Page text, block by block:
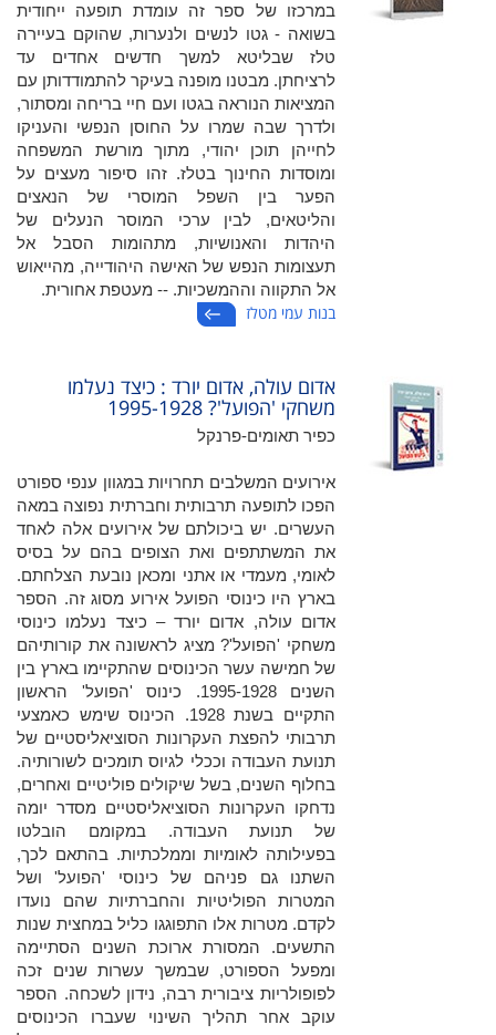
במרכזו של ספר זה עומדת תופעה ייחודית
בשואה - גטו לנשים ולנערות, שהוקם בעיירה
טלז שבליטא למשך חדשים אחדים עד
לרציחתן. מבטנו מופנה בעיקר להתמודדותן עם
המציאות הנוראה בגטו ועם חיי בריחה ומסתור,
ולדרך שבה שמרו על החוסן הנפשי והעניקו
לחייהן תוכן יהודי, מתוך מורשת המשפחה
ומוסדות החינוך בטלז. זהו סיפור מעצים על
הפער בין השפל המוסרי של הנאצים
והליטאים, לבין ערכי המוסר הנעלים של
היהדות והאנושיות, מתהומות הסבל אל
תעצומות הנפש של האישה היהודייה, מהייאוש
אל התקווה וההמשכיות. -- מעטפת אחורית.
בנות עמי מטלז
אדום עולה, אדום יורד : כיצד נעלמו
משחקי 'הפועל'? 1995-1928
כפיר תאומים-פרנקל
אירועים המשלבים תחרויות במגוון ענפי ספורט
הפכו לתופעה תרבותית וחברתית נפוצה במאה
העשרים. יש ביכולתם של אירועים אלה לאחד
את המשתתפים ואת הצופים בהם על בסיס
לאומי, מעמדי או אתני ומכאן נובעת הצלחתם.
בארץ היו כינוסי הפועל אירוע מסוג זה. הספר
אדום עולה, אדום יורד – כיצד נעלמו כינוסי
משחקי 'הפועל'? מציג לראשונה את קורותיהם
של חמישה עשר הכינוסים שהתקיימו בארץ בין
השנים 1995-1928. כינוס 'הפועל' הראשון
התקיים בשנת 1928. הכינוס שימש כאמצעי
תרבותי להפצת העקרונות הסוציאליסטיים של
תנועת העבודה וככלי לגיוס תומכים לשורותיה.
בחלוף השנים, בשל שיקולים פוליטיים ואחרים,
נדחקו העקרונות הסוציאליסטיים מסדר יומה
של תנועת העבודה. במקומם הובלטו
בפעילותה לאומיות וממלכתיות. בהתאם לכך,
השתנו גם פניהם של כינוסי 'הפועל' ושל
המטרות הפוליטיות והחברתיות שהם נועדו
לקדם. מטרות אלו התפוגגו כליל במחצית שנות
התשעים. המסורת ארוכת השנים הסתיימה
ומפעל הספורט, שבמשך עשרות שנים זכה
לפופולריות ציבורית רבה, נידון לשכחה. הספר
עוקב אחר תהליך השינוי שעברו הכינוסים